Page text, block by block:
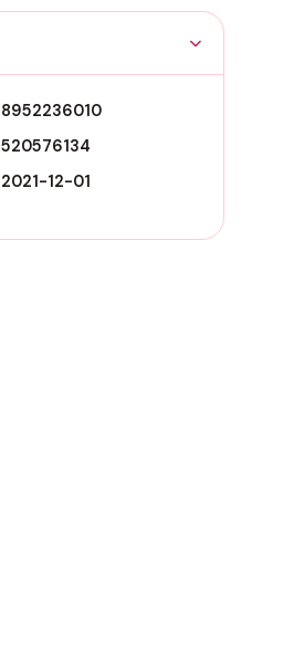
8952236010
520576134
2021-12-01